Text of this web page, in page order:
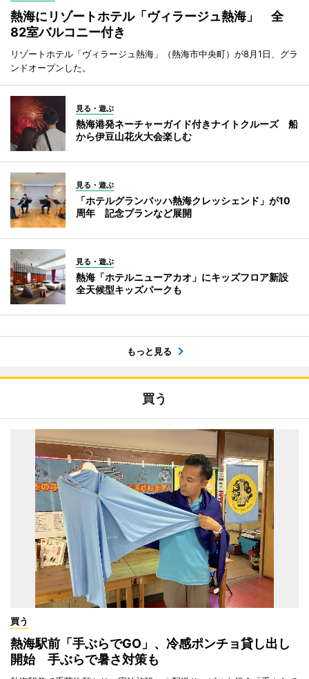
熱海にリゾートホテル「ヴィラージュ熱海」 全
82室バルコニー付き
リゾートホテル「ヴィラージュ熱海」（熱海市中央町）が8月1日、グラ
ンドオープンした。
見る・遊ぶ
熱海港発ネーチャーガイド付きナイトクルーズ 船
から伊豆山花火大会楽しむ
見る・遊ぶ
「ホテルグランバッハ熱海クレッシェンド」が10
周年 記念プランなど展開
見る・遊ぶ
熱海「ホテルニューアカオ」にキッズフロア新設
全天候型キッズパークも
もっと見る
買う
買う
熱海駅前「手ぶらでGO」、冷感ポンチョ貸し出し
開始 手ぶらで暑さ対策も